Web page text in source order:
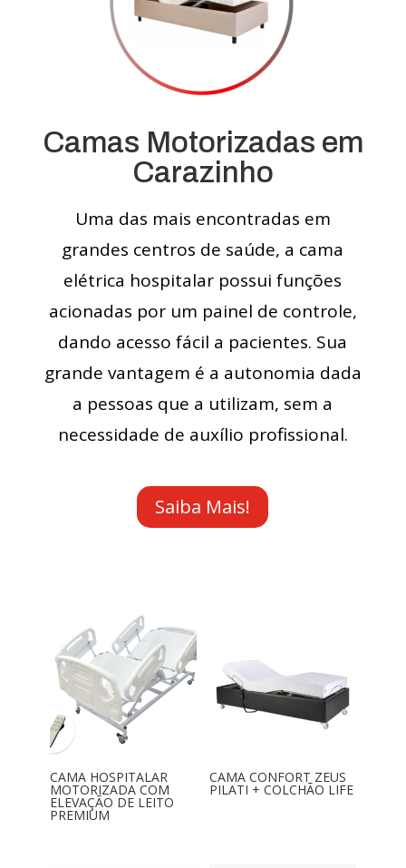
Camas Motorizadas em
Carazinho
Uma das mais encontradas em
grandes centros de saúde, a cama
elétrica hospitalar possui funções
acionadas por um painel de controle,
dando acesso fácil a pacientes. Sua
grande vantagem é a autonomia dada
a pessoas que a utilizam, sem a
necessidade de auxílio profissional.
Saiba Mais!
CAMA HOSPITALAR
MOTORIZADA COM
ELEVAÇÃO DE LEITO
PREMIUM
CAMA CONFORT ZEUS
PILATI + COLCHÃO LIFE